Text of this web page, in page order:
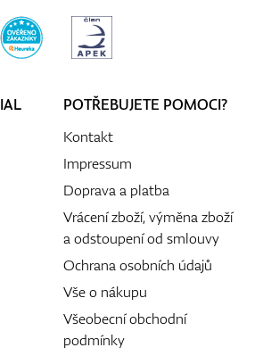
POTŘEBUJETE POMOCI?
Kontakt
Impressum
Doprava a platba
Vrácení zboží, výměna zboží
a odstoupení od smlouvy
Ochrana osobních údajů
Vše o nákupu
Všeobecní obchodní
podmínky